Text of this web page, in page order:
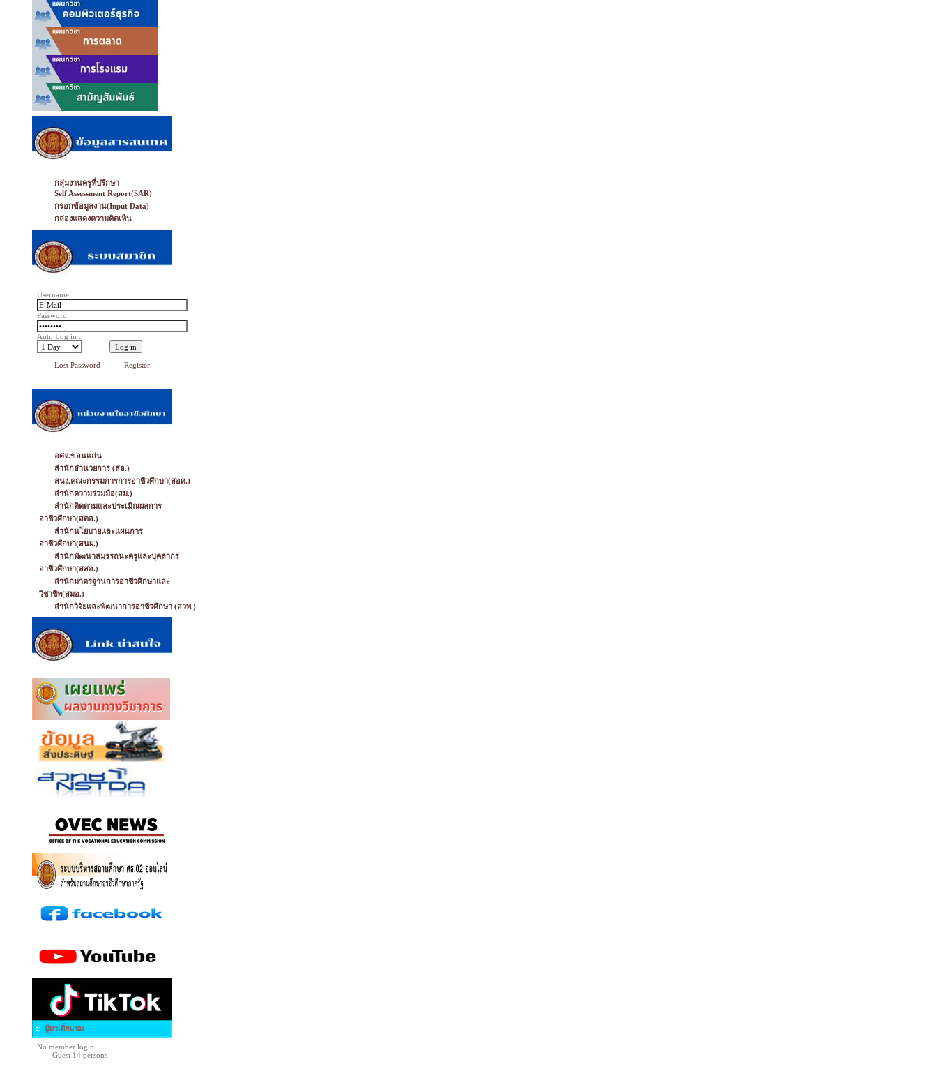
กลุ่มงานครูที่ปรึกษา
Self Assessment Report(SAR)
กรอกข้อมูลงาน(Input Data)
กล่องแสดงความคิดเห็น
Username :
Password :
Auto Log in :
Lost Password Register
อศจ.ขอนแก่น
สำนักอำนวยการ (สอ.)
สนง.คณะกรรมการการอาชีวศึกษา(สอศ.)
สำนักความร่วมมือ(สม.)
สำนักติดตามและประเมิณผลการ
อาชีวศึกษา(สตอ.)
สำนักนโยบายและแผนการ
อาชีวศึกษา(สนผ.)
สำนักพัฒนาสมรรถนะครูและบุคลากร
อาชีวศึกษา(สสอ.)
สำนักมาตรฐานการอาชีวศึกษาและ
วิชาชีพ(สมอ.)
สำนักวิจัยและพัฒนาการอาชีวศึกษา (สวพ.)
ผู้มาเยี่ยมชม
No member login
Guest 14 persons